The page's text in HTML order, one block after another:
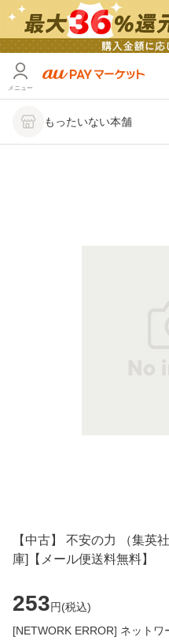
メニュー
もったいない本舗
【中古】 不安の力 （集英
庫]【メール便送料無料】
253円(税込)
[NETWORK ERROR] ネット